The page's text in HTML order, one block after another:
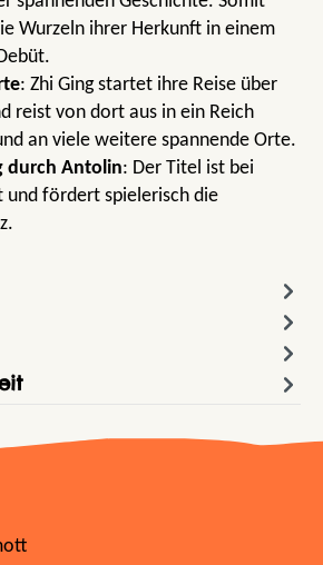
Wurzeln ihrer Herkunft in einem
: Zhi Ging startet ihre Reise über
reist von dort aus in ein Reich
an viele weitere spannende Orte.
durch Antolin: Der Titel ist bei
und fördert spielerisch die